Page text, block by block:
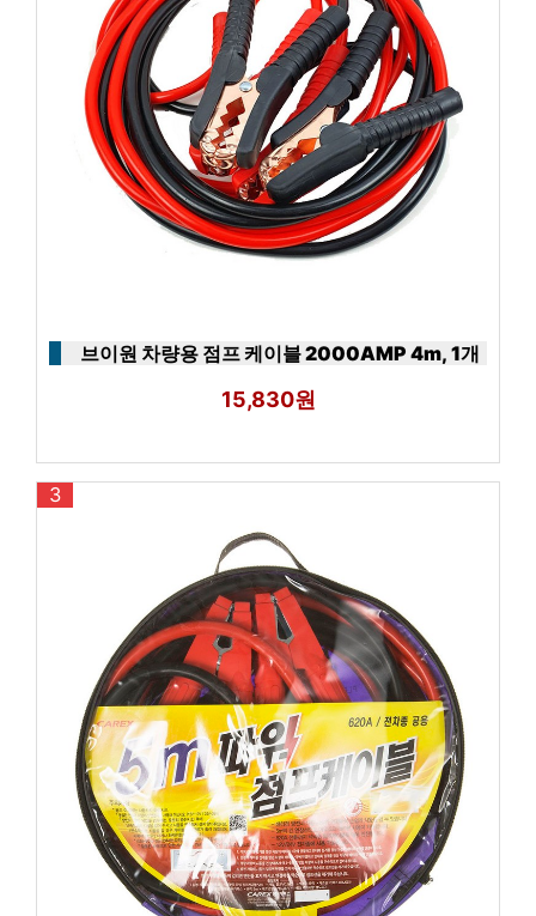
브이원 차량용 점프 케이블 2000AMP 4m, 1개
15,830원
3